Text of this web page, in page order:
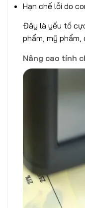
Hạn chế lỗi do
Đây là yếu tố
phẩm, mỹ phẩm,
Nâng cao tính